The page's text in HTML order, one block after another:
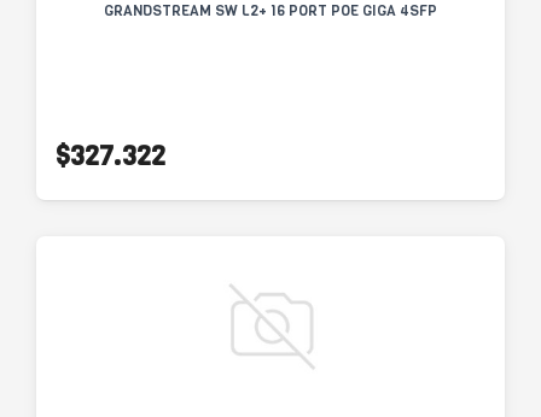
GRANDSTREAM SW L2+ 16 PORT POE GIGA 4SFP
$327.322